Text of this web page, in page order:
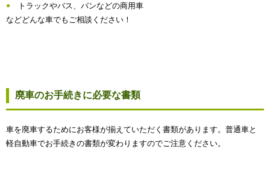
トラックやバス、バンなどの商用車
などどんな車でもご相談ください！
廃車のお手続きに必要な書類
車を廃車するためにお客様が揃えていただく書類があります。普通車と
軽自動車でお手続きの書類が変わりますのでご注意ください。